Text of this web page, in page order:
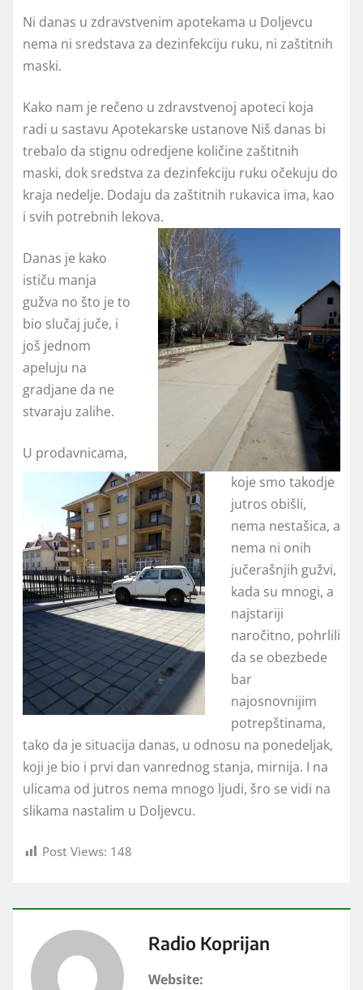
Ni danas u zdravstvenim apotekama u Doljevcu
nema ni sredstava za dezinfekciju ruku, ni zaštitnih
maski.
Kako nam je rečeno u zdravstvenoj apoteci koja
radi u sastavu Apotekarske ustanove Niš danas bi
trebalo da stignu odredjene količine zaštitnih
maski, dok sredstva za dezinfekciju ruku očekuju do
kraja nedelje. Dodaju da zaštitnih rukavica ima, kao
i svih potrebnih lekova.
Danas je kako
ističu manja
gužva no što je to
bio slučaj juče, i
još jednom
apeluju na
gradjane da ne
stvaraju zalihe.
U prodavnicama,
koje smo takodje
jutros obišli,
nema nestašica, a
nema ni onih
jučerašnjih gužvi,
kada su mnogi, a
najstariji
naročitno, pohrlili
da se obezbede
bar
najosnovnijim
potrepštinama,
tako da je situacija danas, u odnosu na ponedeljak,
koji je bio i prvi dan vanrednog stanja, mirnija. I na
ulicama od jutros nema mnogo ljudi, šro se vidi na
slikama nastalim u Doljevcu.
Post Views: 148
Radio Koprijan
Website: